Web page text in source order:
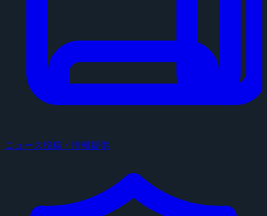
ニュース投稿・情報提供